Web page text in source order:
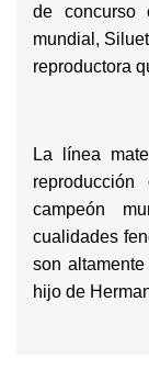
de concurso
mundial,
reproductora
La línea
campeón
cualidades
son
hijo de